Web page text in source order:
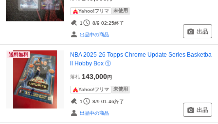
Yahoo!フリマ 未使用
1 8/9 02:25終了
出品中の商品 出品
送料無料
NBA 2025-26 Topps Chrome Update Series Basketba
ll Hobby Box ①
落札 143,000円
Yahoo!フリマ 未使用
1 8/9 01:46終了
出品中の商品 出品